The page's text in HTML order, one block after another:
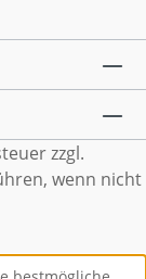
zzgl.
wenn nicht